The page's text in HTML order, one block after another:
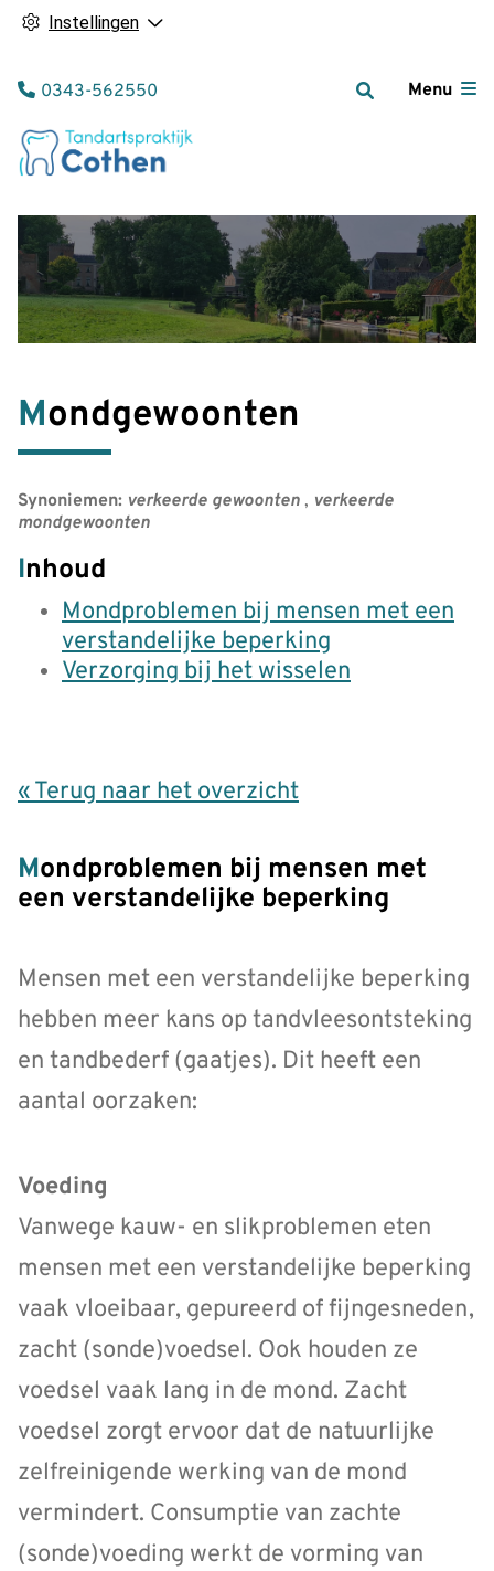
Instellingen
Menu
Tel:
0343-562550
Mondgewoonten
Synoniemen: verkeerde gewoonten , verkeerde
mondgewoonten
Inhoud
Mondproblemen bij mensen met een
verstandelijke beperking
Verzorging bij het wisselen
« Terug naar het overzicht
Mondproblemen bij mensen met
een verstandelijke beperking
Mensen met een verstandelijke beperking
hebben meer kans op tandvleesontsteking
en tandbederf (gaatjes). Dit heeft een
aantal oorzaken:
Voeding
Vanwege kauw- en slikproblemen eten
mensen met een verstandelijke beperking
vaak vloeibaar, gepureerd of fijngesneden,
zacht (sonde)voedsel. Ook houden ze
voedsel vaak lang in de mond. Zacht
voedsel zorgt ervoor dat de natuurlijke
zelfreinigende werking van de mond
vermindert. Consumptie van zachte
(sonde)voeding werkt de vorming van